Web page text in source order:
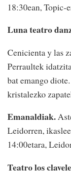
18:30ean, Topic-
Luna teatro
Cenicienta y las
Perraultek
bat emango
kristalezko
Emanaldiak.
Leidorren,
14:00etara,
Teatro los